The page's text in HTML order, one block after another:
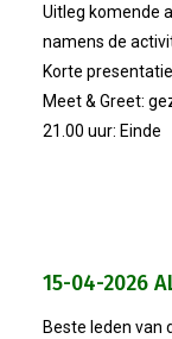
Uitleg komende
namens de
Korte
Meet & Greet:
21.00 uur: Einde
15-04-2026
Beste leden van